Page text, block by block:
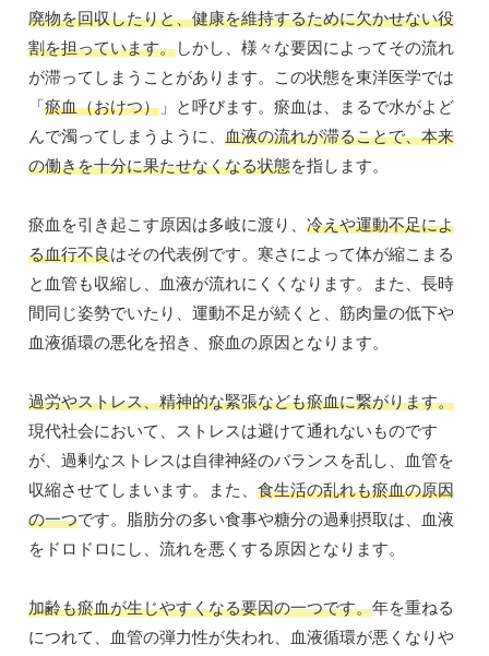
廃物を回収したりと、健康を維持するために欠かせない役
割を担っています。しかし、様々な要因によってその流れ
が滞ってしまうことがあります。この状態を東洋医学では
「瘀血（おけつ） 」と呼びます。瘀血は、まるで水がよど
んで濁ってしまうように、 血液の流れが滞ることで、本来
の働きを十分に果たせなくなる状態を指します。
瘀血を引き起こす原因は多岐に渡り、 冷えや運動不足によ
る血行不良はその代表例です。寒さによって体が縮こまる
と血管も収縮し、血液が流れにくくなります。また、長時
間同じ姿勢でいたり、運動不足が続くと、筋肉量の低下や
血液循環の悪化を招き、瘀血の原因となります。
過労やストレス、精神的な緊張なども瘀血に繋がります。
現代社会において、ストレスは避けて通れないものです
が、過剰なストレスは自律神経のバランスを乱し、血管を
収縮させてしまいます。また、 食生活の乱れも瘀血の原因
の一つです。脂肪分の多い食事や糖分の過剰摂取は、血液
をドロドロにし、流れを悪くする原因となります。
加齢も瘀血が生じやすくなる要因の一つです。年を重ねる
につれて、血管の弾力性が失われ、血液循環が悪くなりや